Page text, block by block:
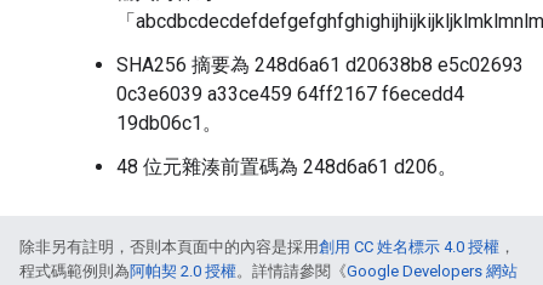
「
SHA256 摘要為 248d6a61 d20638b8 e5c02693
0c3e6039 a33ce459 64ff2167 f6ecedd4
19db06c1。
48 位元雜湊前置碼為 248d6a61 d206。
除非另有註明，否則本頁面中的內容是採用創用 CC 姓名標示 4.0 授權 ，
程式碼範例則為阿帕契 2.0 授權。詳情請參閱《Google Developers 網站